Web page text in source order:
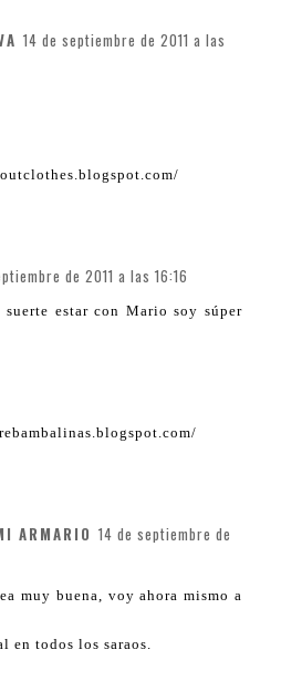
14 de septiembre de 2011 a las
de 2011 a las 16:16
suerte estar con Mario soy súper
ARMARIO 14 de septiembre de
muy buena, voy ahora mismo a
en todos los saraos.